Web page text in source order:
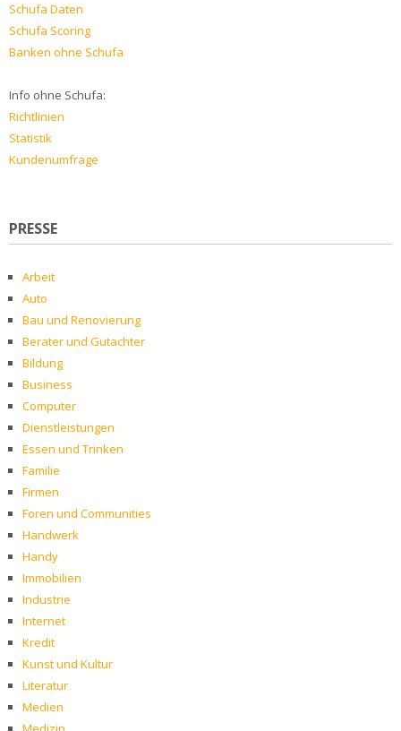
Schufa Daten
Schufa Scoring
Banken ohne Schufa
Info ohne Schufa:
Richtlinien
Statistik
Kundenumfrage
PRESSE
Arbeit
Auto
Bau und Renovierung
Berater und Gutachter
Bildung
Business
Computer
Dienstleistungen
Essen und Trinken
Familie
Firmen
Foren und Communities
Handwerk
Handy
Immobilien
Industrie
Internet
Kredit
Kunst und Kultur
Literatur
Medien